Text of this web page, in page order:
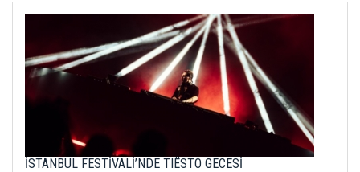
İSTANBUL FESTİVALİ’NDE TIËSTO GECESİ